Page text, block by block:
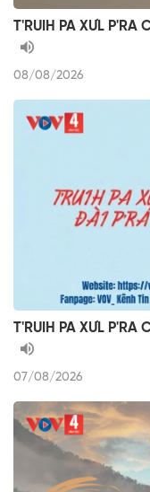
T'RUIH PA XƯL
08/08/2026
T'RUIH PA XƯL
07/08/2026